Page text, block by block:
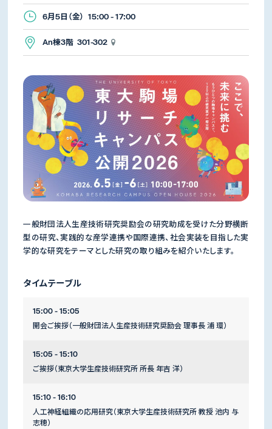
6月5日（金） 15:00 - 17:00
An棟3階 301-302
一般財団法人生産技術研究奨励会の研究助成を受けた分野横断
型の研究、実践的な産学連携や国際連携、社会実装を目指した実
学的な研究をテーマとした研究の取り組みを紹介いたします。
タイムテーブル
15:00 - 15:05
開会ご挨拶（一般財団法人生産技術研究奨励会 理事長 浦 環）
15:05 - 15:10
ご挨拶（東京大学生産技術研究所 所長 年吉 洋）
15:10 - 16:10
人工神経組織の応用研究（東京大学生産技術研究所 教授 池内 与
志穂）